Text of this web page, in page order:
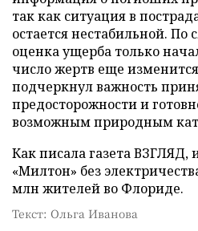
так как ситуация в
остается нестабильной. По
оценка ущерба только
число жертв еще
подчеркнул важность
предосторожности и
возможным природным
Как писала газета ВЗГЛЯД,
«Милтон» без
млн жителей во Флориде.
Текст: Ольга Иванова